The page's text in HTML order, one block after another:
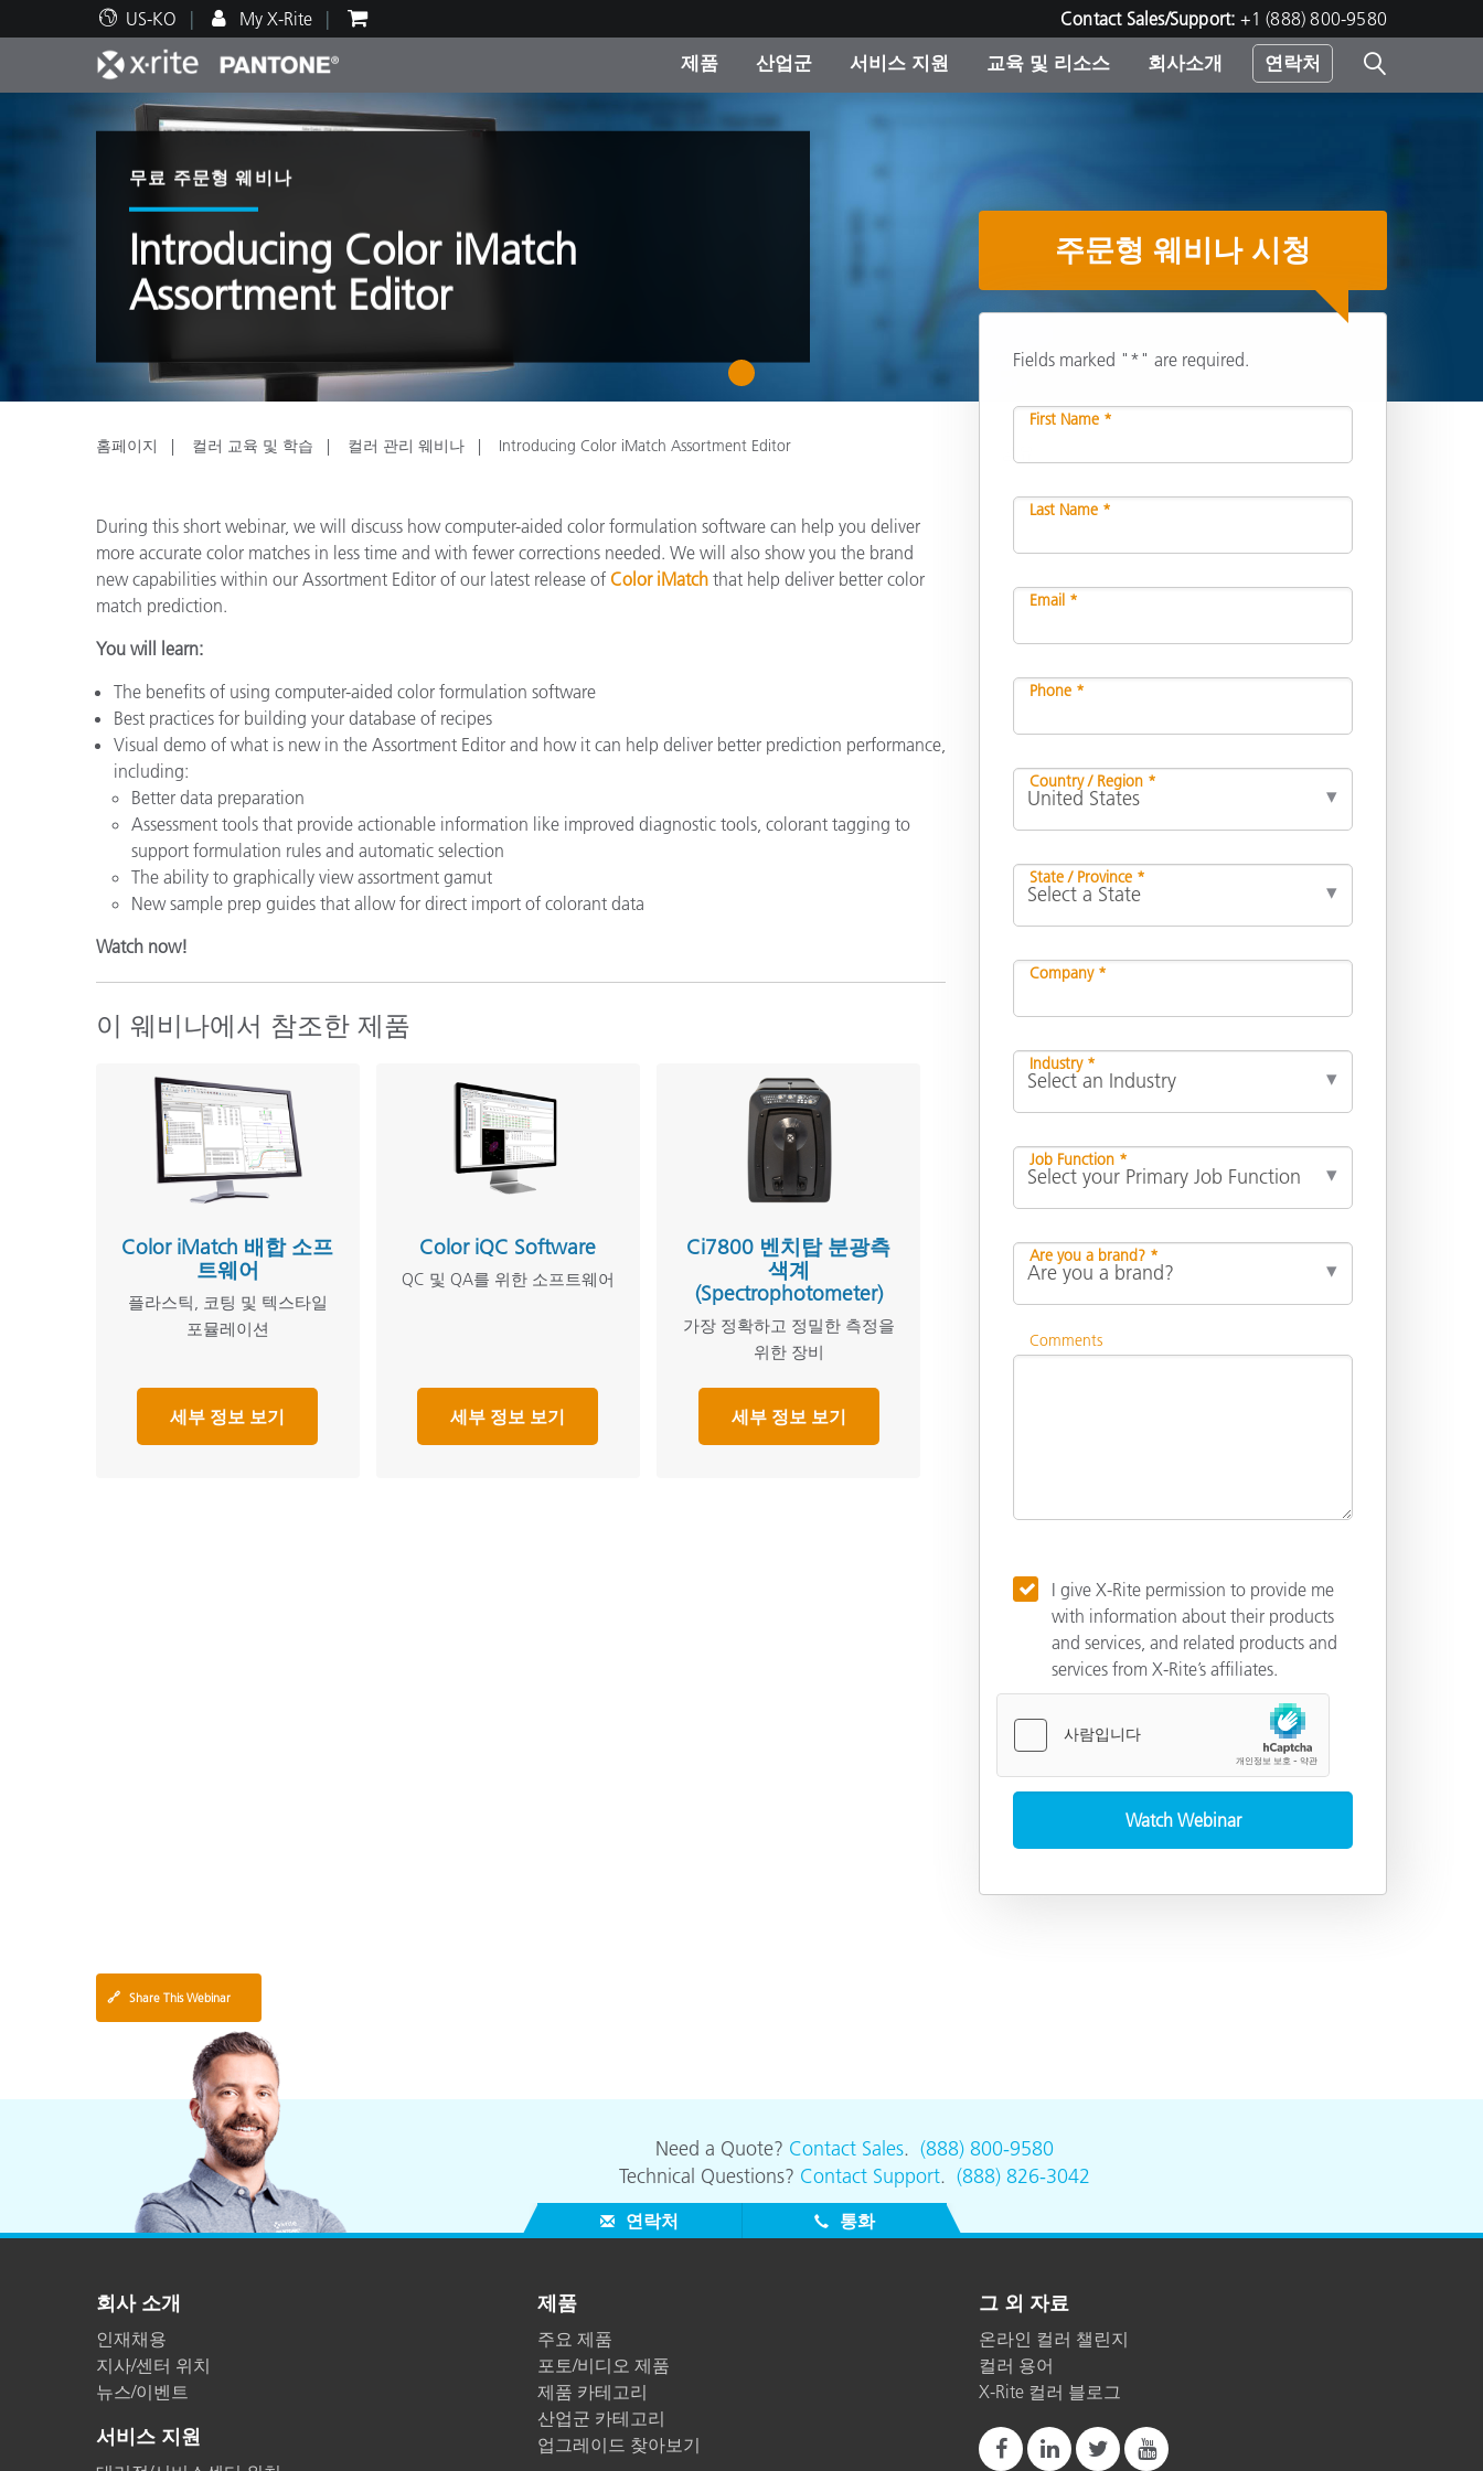
US-KO My X-Rite Contact Sales/Support: +1 (888) 800-9580
제품
주요 제품 제품 카테고리
제품을 찾을 수 없나요?
진행중인 프로모션
산업군
인쇄 및 패키징 페인트 및 코팅
OEM 디스플레이 및 프린터
종이/페이퍼
건축 자재
서비스 지원
기술 지원 서비스 및 유지보수 X-Rite 코리아 연락
교육 및 리소스
교육 리소스 교육
Brand Experience Center
컨설팅 및 감사
회사소개 연락처
무료 주문형 웨비나
Introducing Color iMatch
Assortment Editor
1
홈페이지 컬러 교육 및 학습 컬러 관리 웨비나 Introducing Color iMatch Assortment Editor
During this short webinar, we will discuss how computer-aided color formulation software can help you deliver
more accurate color matches in less time and with fewer corrections needed. We will also show you the brand
new capabilities within our Assortment Editor of our latest release of Color iMatch that help deliver better color
match prediction.
You will learn:
The benefits of using computer-aided color formulation software
Best practices for building your database of recipes
Visual demo of what is new in the Assortment Editor and how it can help deliver better prediction performance,
including:
Better data preparation
Assessment tools that provide actionable information like improved diagnostic tools, colorant tagging to
support formulation rules and automatic selection
The ability to graphically view assortment gamut
New sample prep guides that allow for direct import of colorant data
Watch now!
이 웨비나에서 참조한 제품
Color iMatch 배합 소프
트웨어
플라스틱, 코팅 및 텍스타일
포뮬레이션
세부 정보 보기
Color iQC Software
QC 및 QA를 위한 소프트웨어
세부 정보 보기
Ci7800 벤치탑 분광측
색계
(Spectrophotometer)
가장 정확하고 정밀한 측정을
위한 장비
세부 정보 보기
주문형 웨비나 시청
Fields marked "*" are required.
First Name *
Last Name *
Email *
Phone *
Country / Region *
State / Province *
Company *
Industry *
Job Function *
Are you a brand? *
Comments
I give X-Rite permission to provide me
with information about their products
and services, and related products and
services from X-Rite’s affiliates.
🔗 Share This Webinar
Need a Quote? Contact Sales. (888) 800-9580
Technical Questions? Contact Support. (888) 826-3042
연락처 통화
회사 소개
인재채용
지사/센터 위치
뉴스/이벤트
서비스 지원
제품
주요 제품
포토/비디오 제품
제품 카테고리
산업군 카테고리
업그레이드 찾아보기
그 외 자료
온라인 컬러 챌린지
컬러 용어
X-Rite 컬러 블로그